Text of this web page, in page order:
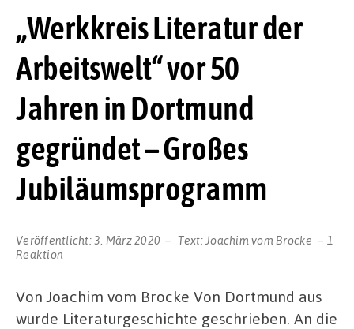
„Werkkreis Literatur der
Arbeitswelt“ vor 50
Jahren in Dortmund
gegründet – Großes
Jubiläumsprogramm
Veröffentlicht:3. März 2020 Text: Joachim vom Brocke
1
Reaktion
Von Joachim vom Brocke Von Dortmund aus
wurde Literaturgeschichte geschrieben. An die